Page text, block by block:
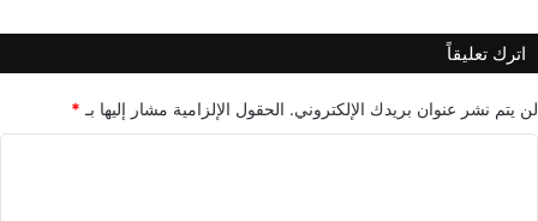
اترك تعليقاً
لن يتم نشر عنوان بريدك الإلكتروني. الحقول الإلزامية مشار إليها بـ *